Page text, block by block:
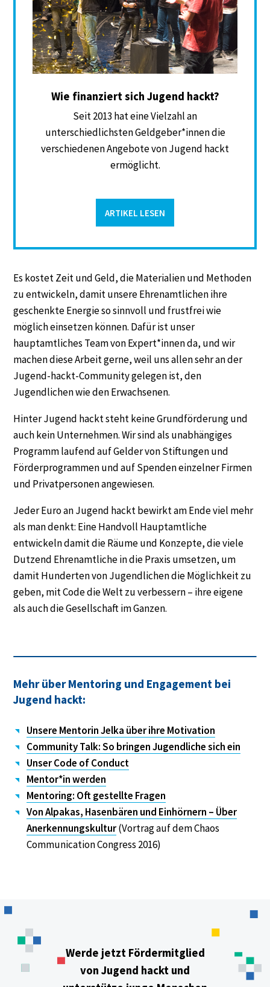
Wie finanziert sich Jugend hackt?
Seit 2013 hat eine Vielzahl an
unterschiedlichsten Geldgeber*innen die
verschiedenen Angebote von Jugend hackt
ermöglicht.
ARTIKEL LESEN
Es kostet Zeit und Geld, die Materialien und Methoden
zu entwickeln, damit unsere Ehrenamtlichen ihre
geschenkte Energie so sinnvoll und frustfrei wie
möglich einsetzen können. Dafür ist unser
hauptamtliches Team von Expert*innen da, und wir
machen diese Arbeit gerne, weil uns allen sehr an der
Jugend-hackt-Community gelegen ist, den
Jugendlichen wie den Erwachsenen.
Hinter Jugend hackt steht keine Grundförderung und
auch kein Unternehmen. Wir sind als unabhängiges
Programm laufend auf Gelder von Stiftungen und
Förderprogrammen und auf Spenden einzelner Firmen
und Privatpersonen angewiesen.
Jeder Euro an Jugend hackt bewirkt am Ende viel mehr
als man denkt: Eine Handvoll Hauptamtliche
entwickeln damit die Räume und Konzepte, die viele
Dutzend Ehrenamtliche in die Praxis umsetzen, um
damit Hunderten von Jugendlichen die Möglichkeit zu
geben, mit Code die Welt zu verbessern – ihre eigene
als auch die Gesellschaft im Ganzen.
Mehr über Mentoring und Engagement bei
Jugend hackt:
Unsere Mentorin Jelka über ihre Motivation
Community Talk: So bringen Jugendliche sich ein
Unser Code of Conduct
Mentor*in werden
Mentoring: Oft gestellte Fragen
Von Alpakas, Hasenbären und Einhörnern – Über
Anerkennungskultur(Vortrag auf dem Chaos
Communication Congress 2016)
Werde jetzt Fördermitglied
von Jugend hackt und